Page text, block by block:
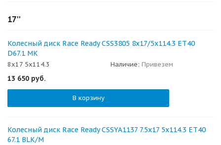
17''
Колесный диск Race Ready CSS3805 8x17/5x114.3 ET40
D67.1 MK
8x17 5x114.3 Наличие: Привезем
13 650 руб.
В корзину
Колесный диск Race Ready CSSYA1137 7.5x17 5x114.3 ET40
67.1 BLK/M